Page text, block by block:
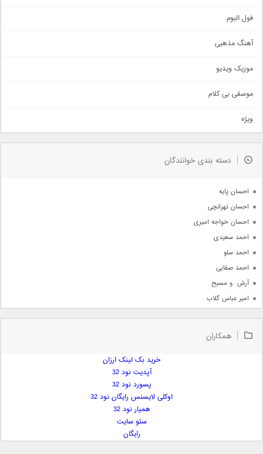
اجتماعی
حماسی
سنتی
اهنگ بندرعباسی
دمو
مذهبی
جدیدترین ها
فول البوم
آهنگ مذهبی
موزیک ویدیو
موسقی بی کلام
ویژه
دسته بندی خوانندگان
احسان پایه
احسان تهرانچی
احسان خواجه امیری
احمد سعیدی
احمد سلو
احمد صفایی
آرش  و مسیح
امیر عباس گلاب
امیر علی
همکاران
خرید بک لینک ارزان
آپدیت نود 32
پسورد نود 32
اوکلی لایسنس رایگان نود 32
همیار نود 32
سئو سایت
رایگان